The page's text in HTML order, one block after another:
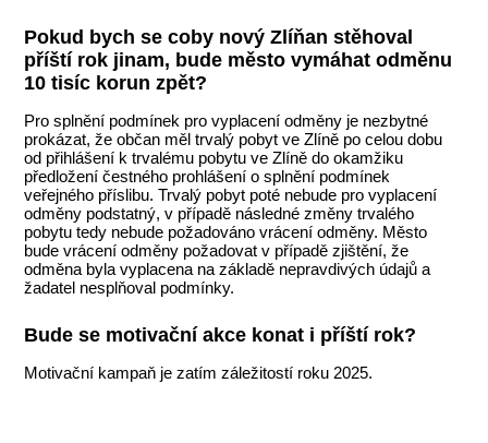
Pokud bych se coby nový Zlíňan stěhoval
příští rok jinam, bude město vymáhat odměnu
10 tisíc korun zpět?
Pro splnění podmínek pro vyplacení odměny je nezbytné
prokázat, že občan měl trvalý pobyt ve Zlíně po celou dobu
od přihlášení k trvalému pobytu ve Zlíně do okamžiku
předložení čestného prohlášení o splnění podmínek
veřejného příslibu. Trvalý pobyt poté nebude pro vyplacení
odměny podstatný, v případě následné změny trvalého
pobytu tedy nebude požadováno vrácení odměny. Město
bude vrácení odměny požadovat v případě zjištění, že
odměna byla vyplacena na základě nepravdivých údajů a
žadatel nesplňoval podmínky.
Bude se motivační akce konat i příští rok?
Motivační kampaň je zatím záležitostí roku 2025.